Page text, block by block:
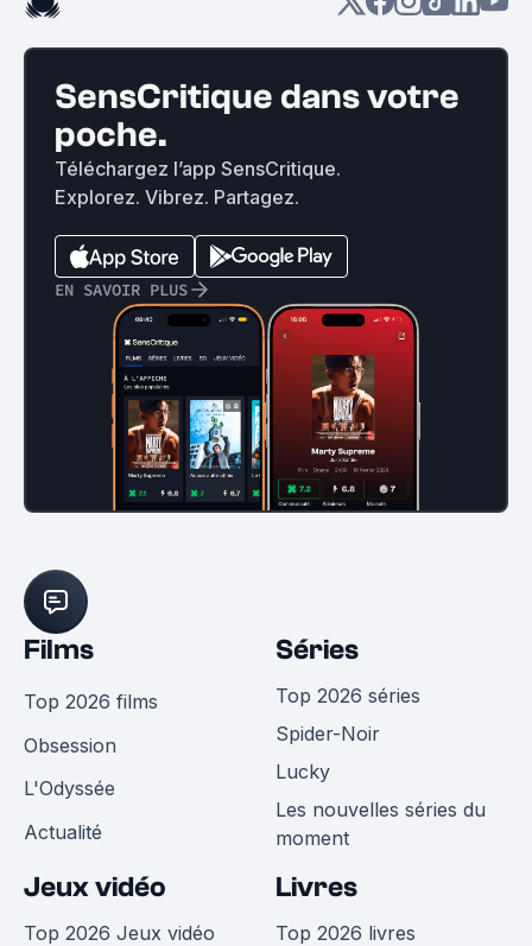
SensCritique dans votre
poche.
Téléchargez l’app SensCritique.
Explorez. Vibrez. Partagez.
EN SAVOIR PLUS
Films
Top 2026 films
Obsession
L'Odyssée
Actualité
Séries
Top 2026 séries
Spider-Noir
Lucky
Les nouvelles séries du
moment
Jeux vidéo
Top 2026 Jeux vidéo
Livres
Top 2026 livres